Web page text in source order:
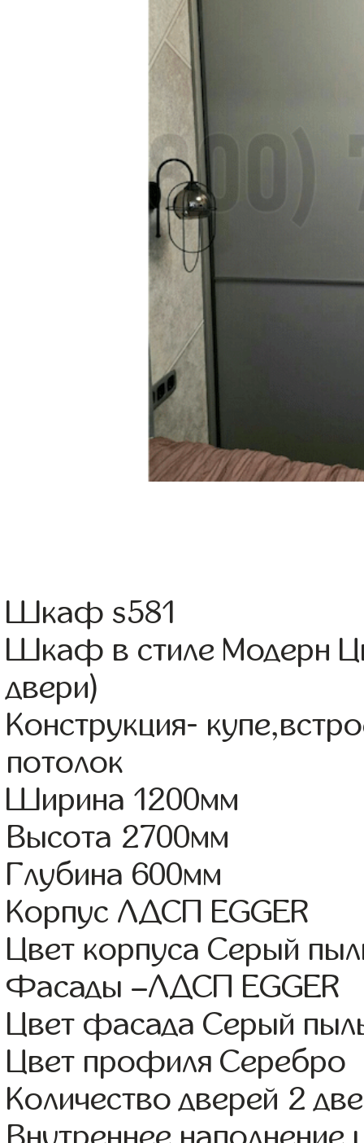
Шкаф s581
Шкаф в стиле Модерн
двери)
Конструкция-
потолок
Ширина 1200мм
Высота 2700мм
Глубина 600мм
Корпус ЛДСП EGGER
Цвет корпуса Серый
Фасады –ЛДСП EGGER
Цвет фасада Серый
Цвет профиля Серебро
Количество дверей 2